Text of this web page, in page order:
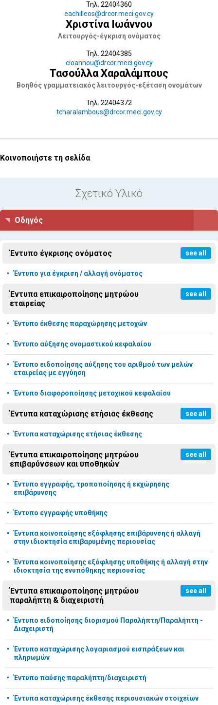
Τηλ. 22404360
eachilleos@drcor.meci.gov.cy
Χριστίνα Ιωάννου
Λειτουργός-έγκριση ονόματος
Τηλ. 22404385
cioannou@drcor.meci.gov.cy
Τασούλλα Χαραλάμπους
Βοηθός γραμματειακός λειτουργός-εξέταση ονομάτων
Τηλ. 22404372
tcharalambous@drcor.meci.gov.cy
Κοινοποιήστε τη σελίδα
Σχετικό Υλικό
Οδηγός
Έντυπο έγκρισης ονόματος see all
Έντυπο για έγκριση / αλλαγή ονόματος
Έντυπα επικαιροποίησης μητρώου
εταιρείας
see all
Έντυπο έκθεσης παραχώρησης μετοχών
Έντυπο αύξησης ονομαστικού κεφαλαίου
Έντυπο ειδοποίησης αύξησης του αριθμού των μελών
εταιρείας με εγγύηση
Έντυπο διαφοροποίησης μετοχικού κεφαλαίου
Έντυπα καταχώρισης ετήσιας έκθεσης see all
Έντυπα καταχώρισης ετήσιας έκθεσης
Έντυπα επικαιροποίησης μητρώου
επιβαρύνσεων και υποθηκών
see all
Έντυπο εγγραφής, τροποποίησης ή εκχώρησης
επιβάρυνσης
Έντυπο εγγραφής υποθήκης
Έντυπα κοινοποίησης εξόφλησης επιβάρυνσης ή αλλαγή
στην ιδιοκτησία επιβαρυμένης περιουσίας
Έντυπα κοινοποίησης εξόφλησης υποθήκης ή αλλαγή στην
ιδιοκτησία της ενυπόθηκης περιουσίας
Έντυπα επικαιροποίησης μητρώου
παραλήπτη & διαχειριστή
see all
Έντυπο ειδοποίησης διορισμού Παραλήπτη/Παραλήπτη -
Διαχειριστή
Έντυπο καταχώρισης λογαριασμού εισπράξεων και
πληρωμών
Έντυπο παύσης παραλήπτη/διαχειριστή
Έντυπα καταχώρισης έκθεσης περιουσιακών στοιχείων